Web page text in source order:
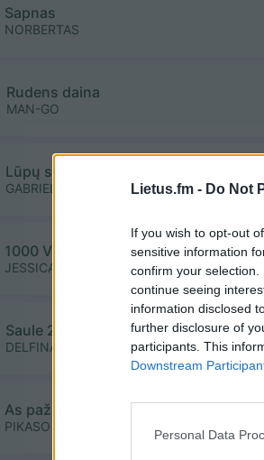
Lietus.fm - Do Not
If you wish to opt-out
sensitive information
confirm your
continue seeing
information disclosed
further disclosure of
participants. This
Downstream
Personal Data
Sapnas
NORBERTAS
Rudens daina
MAN-GO
Lūpų saldumo
GABRIELIUS VAGELIS IR GINTĖ
1000 Vetrų
JESSICA SHY
Saule 2024
DELFINAI IR EDILIJA
As pažadu
PIKASO